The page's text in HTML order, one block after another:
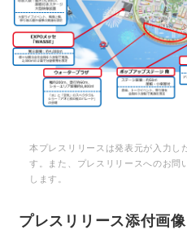
本プレスリリースは発表元が入力し
す。また、プレスリリースへのお問
します。
プレスリリース添付画像